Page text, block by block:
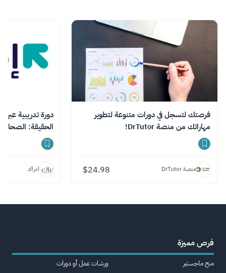
فرصتك لتسجل في دورات متنوعة لتطوير
مهاراتك من منصة DrTutor!
منصة DrTutor $24.98
دورة تدريبية عبر
الحقيقة:
ادراك
فرص مميزة
منح ماجستير
ورشات عمل أو دورات